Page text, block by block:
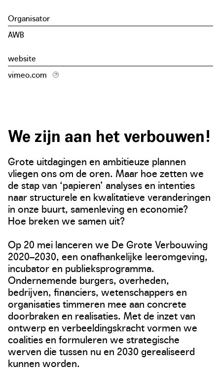
Organisator
AWB
website
vimeo.com
We zijn aan het verbouwen!
Grote uitdagingen en ambitieuze plannen
vliegen ons om de oren. Maar hoe zetten we
de stap van ‘papieren’ analyses en intenties
naar structurele en kwalitatieve veranderingen
in onze buurt, samenleving en economie?
Hoe breken we samen uit?
Op 20 mei lanceren we De Grote Verbouwing
2020–2030, een onafhankelijke leeromgeving,
incubator en publieksprogramma.
Ondernemende burgers, overheden,
bedrijven, financiers, wetenschappers en
organisaties timmeren mee aan concrete
doorbraken en realisaties. Met de inzet van
ontwerp en verbeeldingskracht vormen we
coalities en formuleren we strategische
werven die tussen nu en 2030 gerealiseerd
kunnen worden.